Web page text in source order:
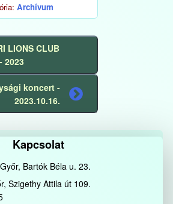
Archívum
LIONS CLUB
2023
koncert -
2023.10.16.
Kapcsolat
Bartók Béla u. 23.
Szigethy Attila út 109.